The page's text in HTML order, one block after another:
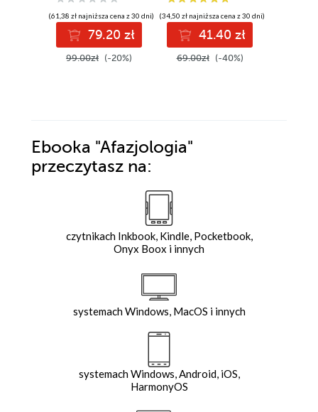
(61,38 zł najniższa cena z 30 dni)
79.20 zł
99.00zł (-20%)
(34,50 zł najniższa cena z 30 dni)
41.40 zł
69.00zł (-40%)
Ebooka "Afazjologia"
przeczytasz na:
czytnikach Inkbook, Kindle, Pocketbook,
Onyx Boox i innych
systemach Windows, MacOS i innych
systemach Windows, Android, iOS,
HarmonyOS